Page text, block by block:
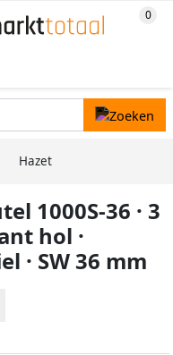
Hazet
1000S-36 · 3
hol ·
· SW 36 mm